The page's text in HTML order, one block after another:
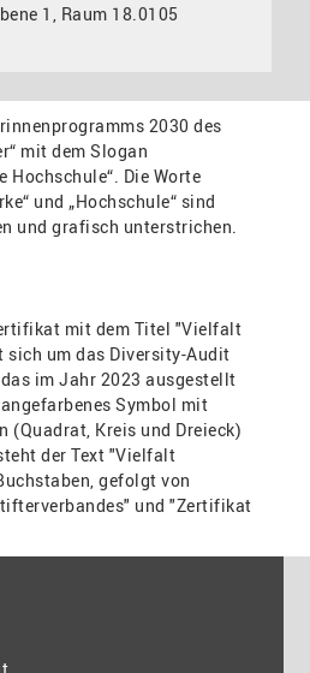
1, Raum 18.0105